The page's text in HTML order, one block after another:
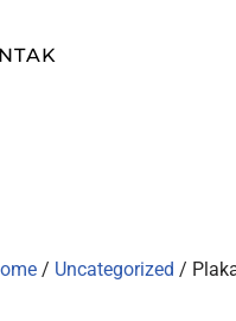
/ Uncategorized /